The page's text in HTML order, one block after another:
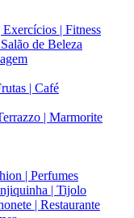
| Fitness
de Beleza
| Café
| Marmorite
| Perfumes
| Tijolo
| Restaurante